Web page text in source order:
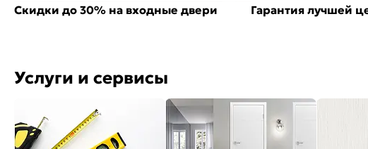
Скидки до 30% на входные двери Гарантия лучшей
Услуги и сервисы